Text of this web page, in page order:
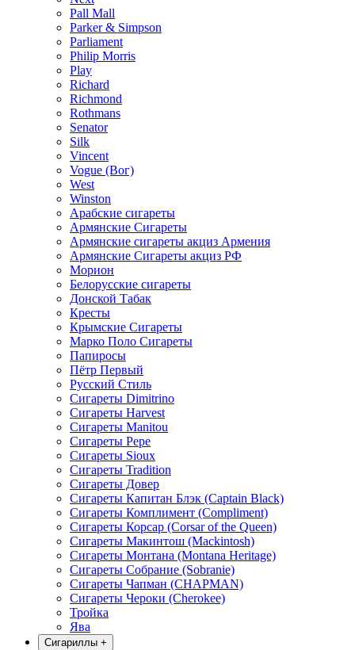
Pall Mall
Parker & Simpson
Parliament
Philip Morris
Play
Richard
Richmond
Rothmans
Senator
Silk
Vincent
Vogue (Вог)
West
Winston
Арабские сигареты
Армянские Сигареты
Армянские сигареты акциз Армения
Армянские Сигареты акциз РФ
Морион
Белорусские сигареты
Донской Табак
Кресты
Крымские Сигареты
Марко Поло Сигареты
Папиросы
Пётр Первый
Русский Стиль
Сигареты Dimitrino
Сигареты Harvest
Сигареты Manitou
Сигареты Pepe
Сигареты Sioux
Сигареты Tradition
Сигареты Довер
Сигареты Капитан Блэк (Captain Black)
Сигареты Комплимент (Compliment)
Сигареты Корсар (Corsar of the Queen)
Сигареты Макинтош (Mackintosh)
Сигареты Монтана (Montana Heritage)
Сигареты Собрание (Sobranie)
Сигареты Чапман (CHAPMAN)
Сигареты Чероки (Cherokee)
Тройка
Ява
Сигариллы +